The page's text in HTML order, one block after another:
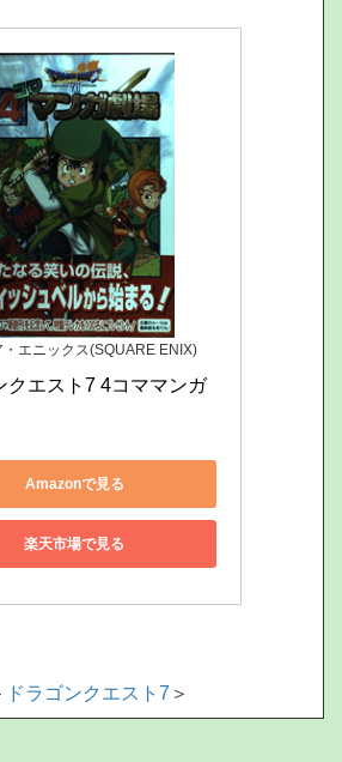
・エニックス(SQUARE ENIX)
クエスト7 4コママンガ
Amazonで見る
楽天市場で見る
ドラゴンクエスト7 ＞